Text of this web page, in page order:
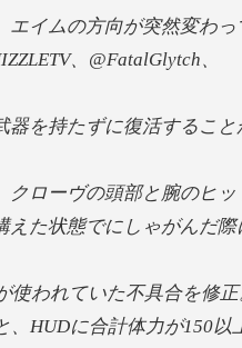
エイムの方向が突然変わっ
、@FatalGlytch、
器を持たずに復活すること
ローヴの頭部と腕のヒッ
えた状態でにしゃがんだ際
われていた不具合を修正
、HUDに合計体力が150以